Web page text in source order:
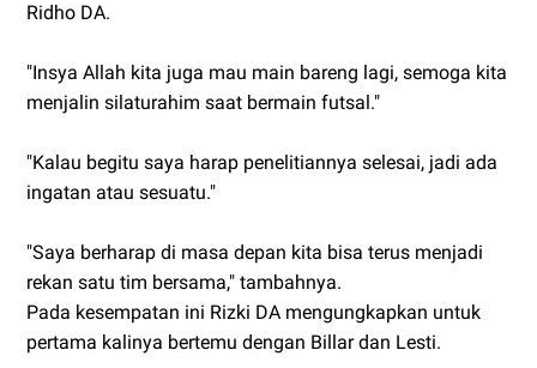
Ridho DA.
"Insya Allah kita juga mau main bareng lagi, semoga kita
menjalin silaturahim saat bermain futsal."
"Kalau begitu saya harap penelitiannya selesai, jadi ada
ingatan atau sesuatu."
"Saya berharap di masa depan kita bisa terus menjadi
rekan satu tim bersama," tambahnya.
Pada kesempatan ini Rizki DA mengungkapkan untuk
pertama kalinya bertemu dengan Billar dan Lesti.